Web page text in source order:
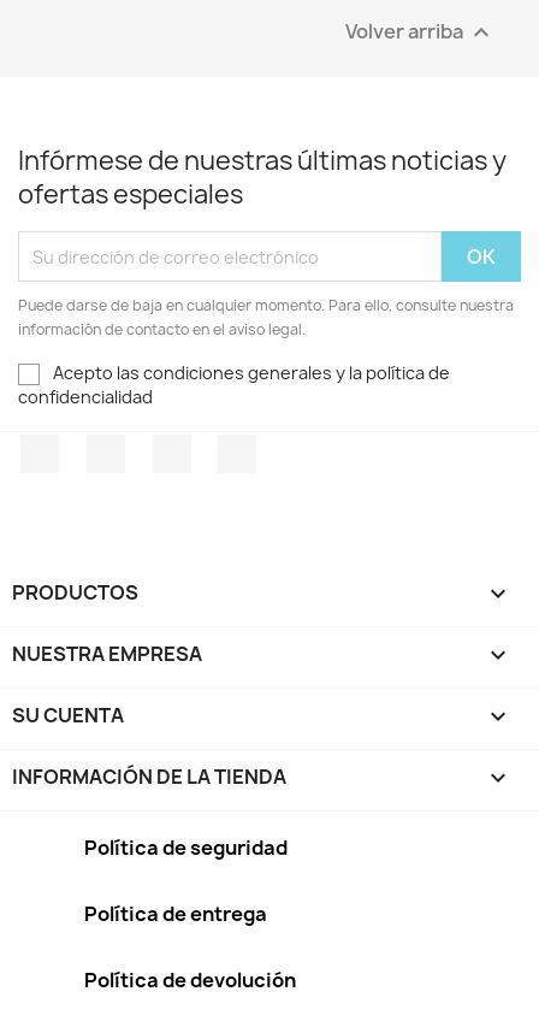
Volver arriba 
Infórmese de nuestras últimas noticias y
ofertas especiales
Puede darse de baja en cualquier momento. Para ello, consulte nuestra
información de contacto en el aviso legal.
Acepto las condiciones generales y la política de
confidencialidad
PRODUCTOS 
NUESTRA EMPRESA 
SU CUENTA 
INFORMACIÓN DE LA TIENDA keyboard_arrow_down
Política de seguridad
Política de entrega
Política de devolución